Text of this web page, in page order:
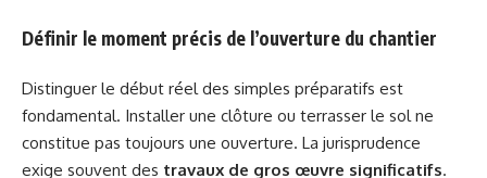
Définir le moment précis de l’ouverture du chantier
Distinguer le début réel des simples préparatifs est
fondamental. Installer une clôture ou terrasser le sol ne
constitue pas toujours une ouverture. La jurisprudence
exige souvent des travaux de gros œuvre significatifs.